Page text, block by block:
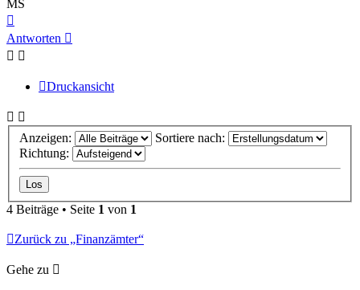
MS
oben
Antworten
Druckansicht
Anzeigen:
Sortiere nach:
Richtung:
4 Beiträge • Seite 1 von 1
Zurück zu „Finanzämter“
Gehe zu